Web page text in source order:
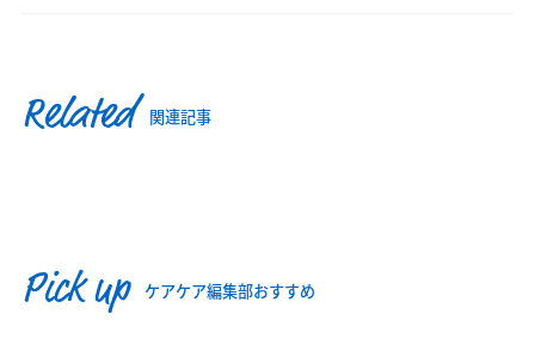
Related 関連記事
Pick up ケアケア編集部おすすめ